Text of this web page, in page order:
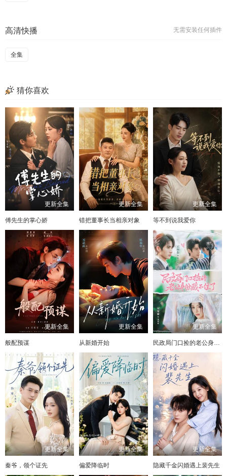
无需安装任何插件
高清快播
全集
猜你喜欢
更新全集
傅先生的掌心娇
更新全集
错把董事长当相亲对象
更新全集
等不到说我爱你
更新全集
般配预谋
更新全集
从新婚开始
更新全集
民政局门口捡的老公身份藏不住了
更新全集
秦爷，领个证先
更新全集
偏爱降临时
更新全集
隐藏千金闪婚遇上裴先生